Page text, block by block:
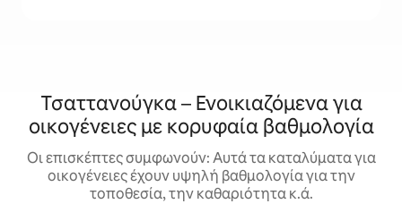
Τσαττανούγκα – Ενοικιαζόμενα για
οικογένειες με κορυφαία βαθμολογία
Οι επισκέπτες συμφωνούν: Αυτά τα καταλύματα για
οικογένειες έχουν υψηλή βαθμολογία για την
τοποθεσία, την καθαριότητα κ.ά.